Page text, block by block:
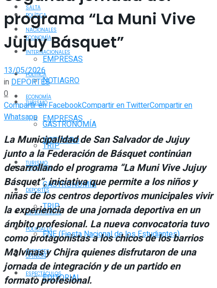
POLÍTICA
ECONOMÍA
EMPRESAS
NOTIAGRO
TURISMO
GASTRONOMÍA
TRIP
POLICIALES
DEPORTES
ESPECTÁCULOS
FNE (Fiesta Nacional de los Estudiantes)
OPINIÓN
EDITORIAL
SALTA
NACIONALES
INTERNACIONALES
POLÍTICA
ECONOMÍA
EMPRESAS
NOTIAGRO
TURISMO
GASTRONOMÍA
TRIP
POLICIALES
DEPORTES
ESPECTÁCULOS
programa “La Muni Vive
Jujuy Básquet”
13/05/2026
inDEPORTES
0
Compartir en FacebookCompartir en TwitterCompartir en
Whatsapp
La Municipalidad de San Salvador de Jujuy
junto a la Federación de Básquet continúan
desarrollando el programa “La Muni Vive Jujuy
Básquet”, iniciativa que permite a los niños y
niñas de los centros deportivos municipales vivir
la experiencia de una jornada deportiva en un
ámbito profesional. La nueva convocatoria tuvo
como protagonistas a los chicos de los barrios
Malvinas y Chijra quienes disfrutaron de una
jornada de integración y de un partido en
formato profesional.